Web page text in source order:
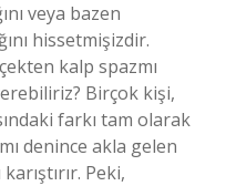
veya bazen
hissetmişizdir.
kalp spazmı
Birçok kişi,
farkı tam olarak
denince akla gelen
Peki,